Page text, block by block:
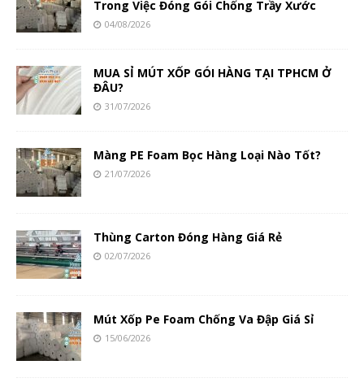
Trong Việc Đóng Gói Chống Trầy Xước
04/08/2026
MUA SỈ MÚT XỐP GÓI HÀNG TẠI TPHCM Ở
ĐÂU?
31/07/2026
Màng PE Foam Bọc Hàng Loại Nào Tốt?
21/07/2026
Thùng Carton Đóng Hàng Giá Rẻ
02/07/2026
Mút Xốp Pe Foam Chống Va Đập Giá Sỉ
15/06/2026